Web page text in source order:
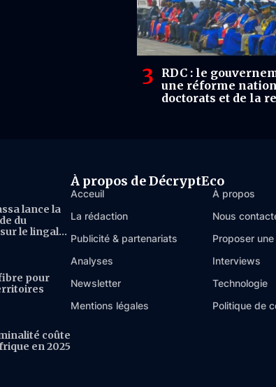
RDC : le
une réforme
doctorats et de la
lance la
du
le lingala
fibre pour
coûte
en 2025
À propos de DécryptEco
Acceuil
À propos
La rédaction
Nous
Publicité & partenariats
Proposer
Analyses
Interviews
Newsletter
Technologie
Mentions légales
Politique de